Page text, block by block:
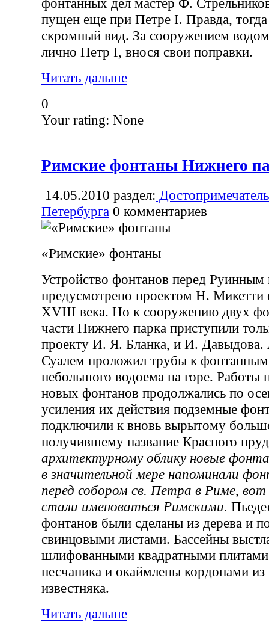
пущен еще при Петре I. Правда,
скромный вид. За сооружением
лично Петр I, внося свои поправки.
Читать дальше
0
Your rating: None
Римские фонтаны Нижнего
14.05.2010 раздел:
Петербурга 0 комментариев
«Римские» фонтаны
Устройство фонтанов перед Руинным
предусмотрено проектом Н. Микетти
XVIII века. Но к сооружению двух
части Нижнего парка приступили
проекту И. Я. Бланка, и И. Давыдова.
Суалем проложил трубы к фонтанным
небольшого водоема на горе.
новых фонтанов продолжались по
усиления их действия подземные
подключили к вновь вырытому
получившему название Красного
архитектурному облику новые
в значительной мере напоминали
перед собором св. Петра в Риме, вот
стали именоваться Римскими.
фонтанов были сделаны из дерева и
свинцовыми листами. Бассейны
шлифованными квадратными плитами
песчаника и окаймлены кордонами из
известняка.
Читать дальше